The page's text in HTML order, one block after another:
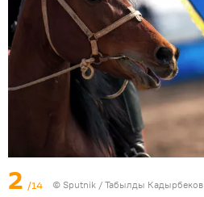
2 /14 © Sputnik / Табылды Кадырбеков